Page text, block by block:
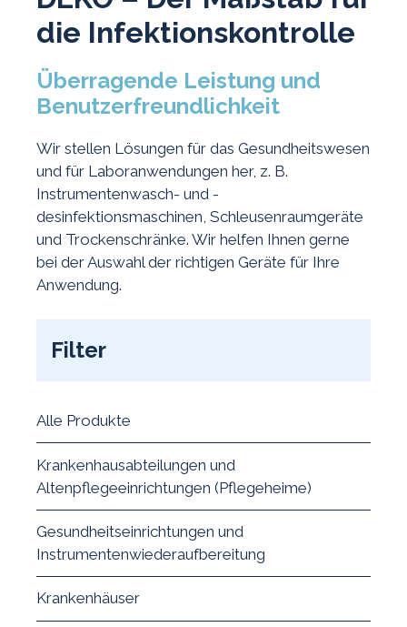
die Infektionskontrolle
Überragende Leistung und
Benutzerfreundlichkeit
Wir stellen Lösungen für das Gesundheitswesen
und für Laboranwendungen her, z. B.
Instrumentenwasch- und -
desinfektionsmaschinen, Schleusenraumgeräte
und Trockenschränke. Wir helfen Ihnen gerne
bei der Auswahl der richtigen Geräte für Ihre
Anwendung.
Filter
Alle Produkte
Krankenhausabteilungen und
Altenpflegeeinrichtungen (Pflegeheime)
Gesundheitseinrichtungen und
Instrumentenwiederaufbereitung
Krankenhäuser